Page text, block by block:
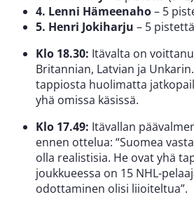
4. Lenni Hämeenaho– 5
5. Henri Jokiharju – 5
Klo 18.30: Itävalta on
Britannian, Latvian ja
tappiosta huolimatta
yhä omissa käsissä.
Klo 17.49: Itävallan
ennen ottelua: “Suomea
olla realistisia. He ovat yhä
joukkueessa on 15 NHL-
odottaminen olisi liioiteltua”.